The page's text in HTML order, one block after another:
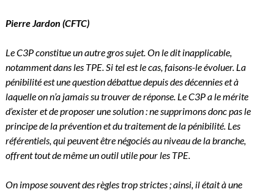
Pierre Jardon (CFTC)
Le C3P constitue un autre gros sujet. On le dit inapplicable,
notamment dans les TPE. Si tel est le cas, faisons-le évoluer. La
pénibilité est une question débattue depuis des décennies et à
laquelle on n’a jamais su trouver de réponse. Le C3P a le mérite
d’exister et de proposer une solution : ne supprimons donc pas le
principe de la prévention et du traitement de la pénibilité. Les
référentiels, qui peuvent être négociés au niveau de la branche,
offrent tout de même un outil utile pour les TPE.
On impose souvent des règles trop strictes ; ainsi, il était à une